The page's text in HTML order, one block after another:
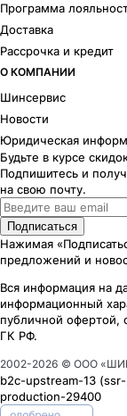
Программа
Доставка
Рассрочка и кредит
О КОМПАНИИ
Шинсервис
Новости
Юридическая
Будьте в курсе
Подпишитесь и
на свою почту.
Подписаться
Нажимая
предложений и
Вся информация на
информационный
публичной офертой,
ГК РФ.
2002-2026 © ООО
b2c-upstream-13 (ssr
production-29400